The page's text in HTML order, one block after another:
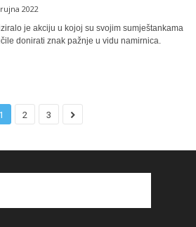
2022
je akciju u kojoj su svojim sumještankama
donirati znak pažnje u vidu namirnica.
1 2 3